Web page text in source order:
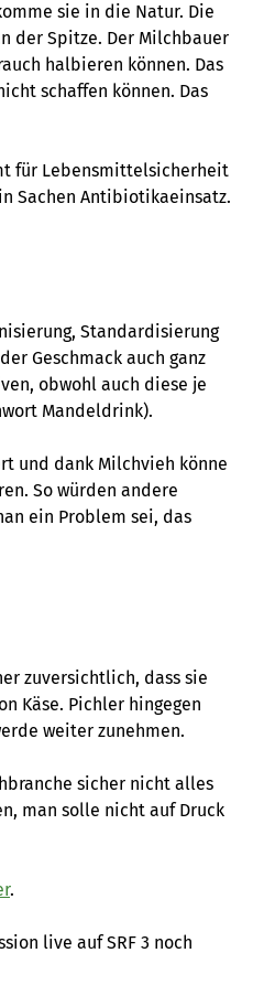
sie in die Natur. Die
der Spitze. Der Milchbauer
halbieren können. Das
schaffen können. Das
für Lebensmittelsicherheit
Sachen Antibiotikaeinsatz.
Standardisierung
Geschmack auch ganz
obwohl auch diese je
Mandeldrink).
und dank Milchvieh könne
So würden andere
ein Problem sei, das
zuversichtlich, dass sie
Käse. Pichler hingegen
weiter zunehmen.
sicher nicht alles
man solle nicht auf Druck
.
live auf SRF 3 noch